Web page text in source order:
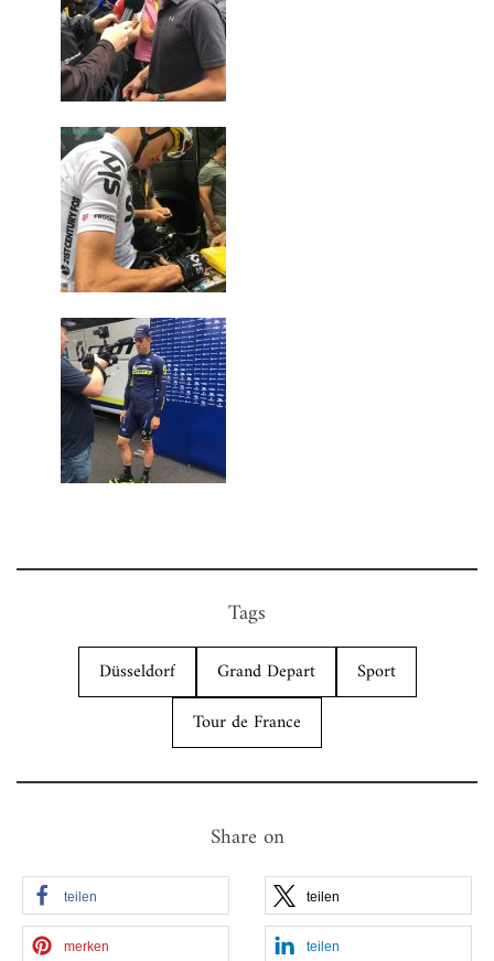
Tags
Düsseldorf Grand Depart
Sport
Tour de France
Share on
teilen teilen
merken teilen